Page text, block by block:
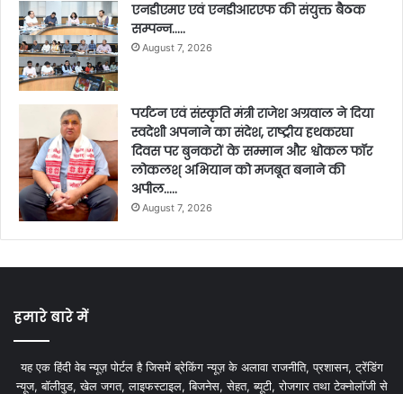
एनडीएमए एवं एनडीआरएफ की संयुक्त बैठक
सम्पन्न…..
August 7, 2026
पर्यटन एवं संस्कृति मंत्री राजेश अग्रवाल ने दिया
स्वदेशी अपनाने का संदेश, राष्ट्रीय हथकरघा
दिवस पर बुनकरों के सम्मान और श्वोकल फॉर
लोकलश् अभियान को मजबूत बनाने की
अपील…..
August 7, 2026
हमारे बारे में
यह एक हिंदी वेब न्यूज़ पोर्टल है जिसमें ब्रेकिंग न्यूज़ के अलावा राजनीति, प्रशासन, ट्रेंडिंग
न्यूज, बॉलीवुड, खेल जगत, लाइफस्टाइल, बिजनेस, सेहत, ब्यूटी, रोजगार तथा टेक्नोलॉजी से